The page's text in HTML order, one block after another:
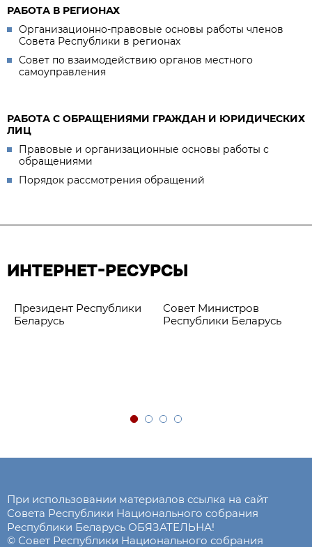
РАБОТА В РЕГИОНАХ
Организационно-правовые основы работы членов
Совета Республики в регионах
Совет по взаимодействию органов местного
самоуправления
РАБОТА С ОБРАЩЕНИЯМИ ГРАЖДАН И ЮРИДИЧЕСКИХ
ЛИЦ
Правовые и организационные основы работы с
обращениями
Порядок рассмотрения обращений
ИНТЕРНЕТ-РЕСУРСЫ
Президент Республики
Беларусь
Совет Министров
Республики Беларусь
При использовании материалов ссылка на сайт
Совета Республики Национального собрания
Республики Беларусь ОБЯЗАТЕЛЬНА!
© Совет Республики Национального собрания